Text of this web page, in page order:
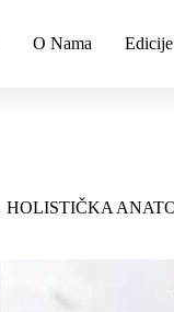
O Nama Edicije
HOLISTIČKA